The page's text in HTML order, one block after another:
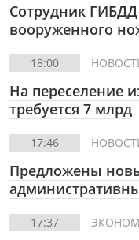
Сотрудник
вооруженного
18:00
На переселение
требуется 7 млрд
17:46
Предложены
17:37